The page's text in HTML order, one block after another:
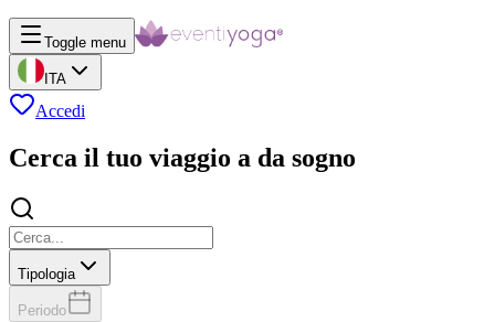
Toggle menu
ITA
Accedi
Cerca il tuo viaggio a da sogno
Tipologia
Periodo